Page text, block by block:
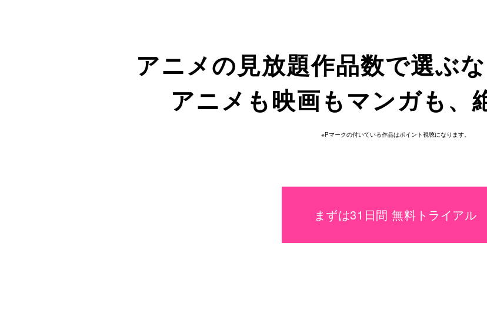
アニメの見放題作品数で選ぶな
アニメも映画もマンガも、
※Pマークの付いている作品はポイント視聴になります。
まずは31日間 無料トライアル